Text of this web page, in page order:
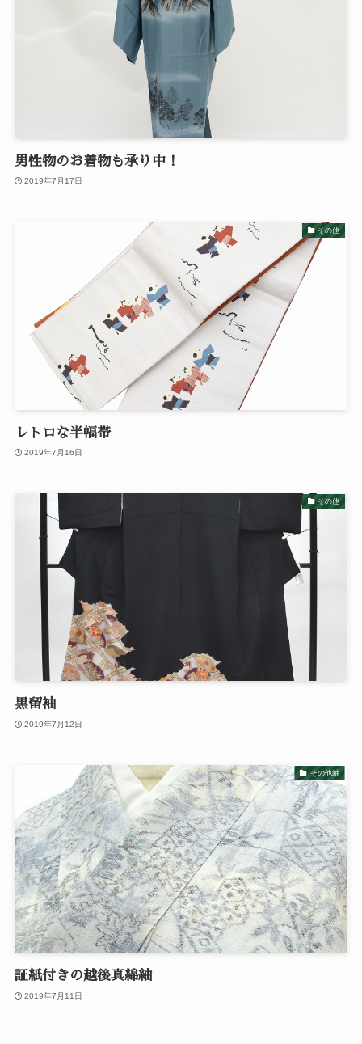
男性物のお着物も承り中！
2019年7月17日
その他
レトロな半幅帯
2019年7月16日
その他
黒留袖
2019年7月12日
その他紬
証紙付きの越後真綿紬
2019年7月11日